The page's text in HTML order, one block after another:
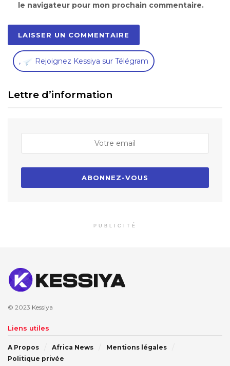
le navigateur pour mon prochain commentaire.
, Rejoignez Kessiya sur Télégram
Lettre d’information
PUBLICITÉ
© 2023 Kessiya
Liens utiles
A Propos Africa News
Mentions légales
Politique privée